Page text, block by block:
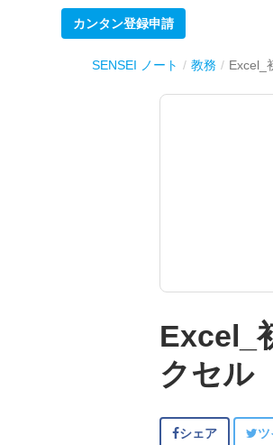
カンタン登録申請
SENSEI ノート 教務 Excel_
Excel_
クセル
シェア ツ